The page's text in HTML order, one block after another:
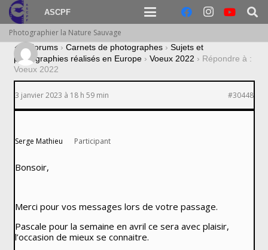
ASCPF
Photographier la Nature Sauvage
› Forums › Carnets de photographes › Sujets et
photographies réalisés en Europe › Voeux 2022 › Répondre à :
Voeux 2022
3 janvier 2023 à 18 h 59 min #30448
Serge Mathieu Participant
Bonsoir,
Merci pour vos messages lors de votre passage.
Pascale pour la semaine en avril ce sera avec plaisir,
l’occasion de mieux se connaitre.